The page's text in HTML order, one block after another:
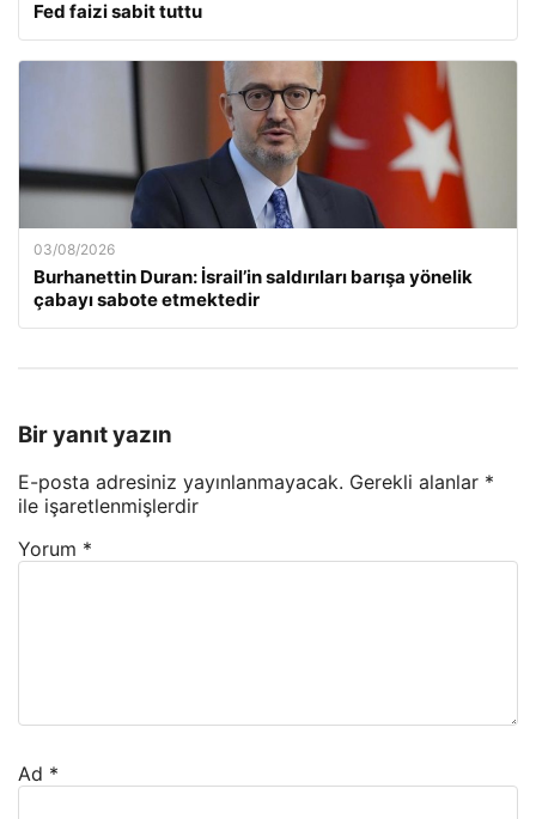
Fed faizi sabit tuttu
03/08/2026
Burhanettin Duran: İsrail’in saldırıları barışa yönelik
çabayı sabote etmektedir
Bir yanıt yazın
E-posta adresiniz yayınlanmayacak. Gerekli alanlar *
ile işaretlenmişlerdir
Yorum *
Ad *